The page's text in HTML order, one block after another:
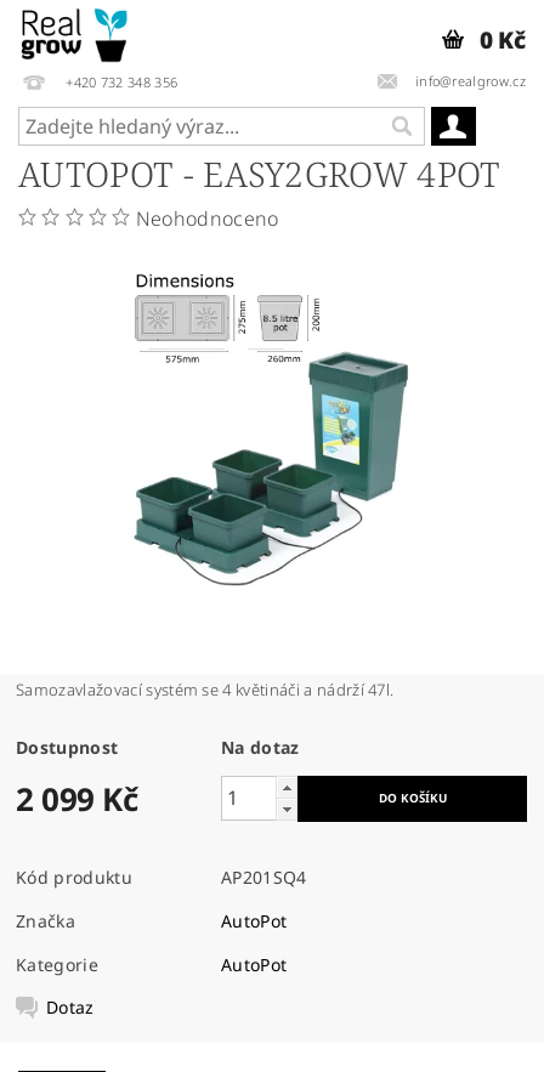
+420 732 348 356 info@realgrow.cz
0 Kč
AUTOPOT - EASY2GROW 4POT
Neohodnoceno
Samozavlažovací systém se 4 květináči a nádrží 47l.
Dostupnost Na dotaz
2 099 Kč
Kód produktu
AP201SQ4
Značka
AutoPot
Kategorie
AutoPot
Dotaz